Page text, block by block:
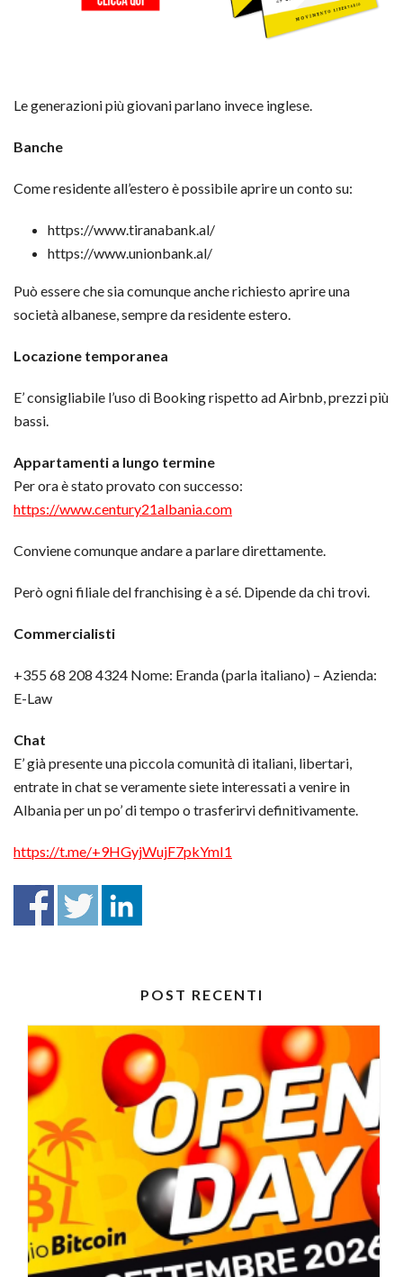
Le generazioni più giovani parlano invece inglese.
Banche
Come residente all’estero è possibile aprire un conto su:
https://www.tiranabank.al/
https://www.unionbank.al/
Può essere che sia comunque anche richiesto aprire una
società albanese, sempre da residente estero.
Locazione temporanea
E’ consigliabile l’uso di Booking rispetto ad Airbnb, prezzi più
bassi.
Appartamenti a lungo termine
Per ora è stato provato con successo:
https://www.century21albania.com
Conviene comunque andare a parlare direttamente.
Però ogni filiale del franchising è a sé. Dipende da chi trovi.
Commercialisti
+355 68 208 4324 Nome: Eranda (parla italiano) – Azienda:
E-Law
Chat
E’ già presente una piccola comunità di italiani, libertari,
entrate in chat se veramente siete interessati a venire in
Albania per un po’ di tempo o trasferirvi definitivamente.
https://t.me/+9HGyjWujF7pkYmI1
POST RECENTI